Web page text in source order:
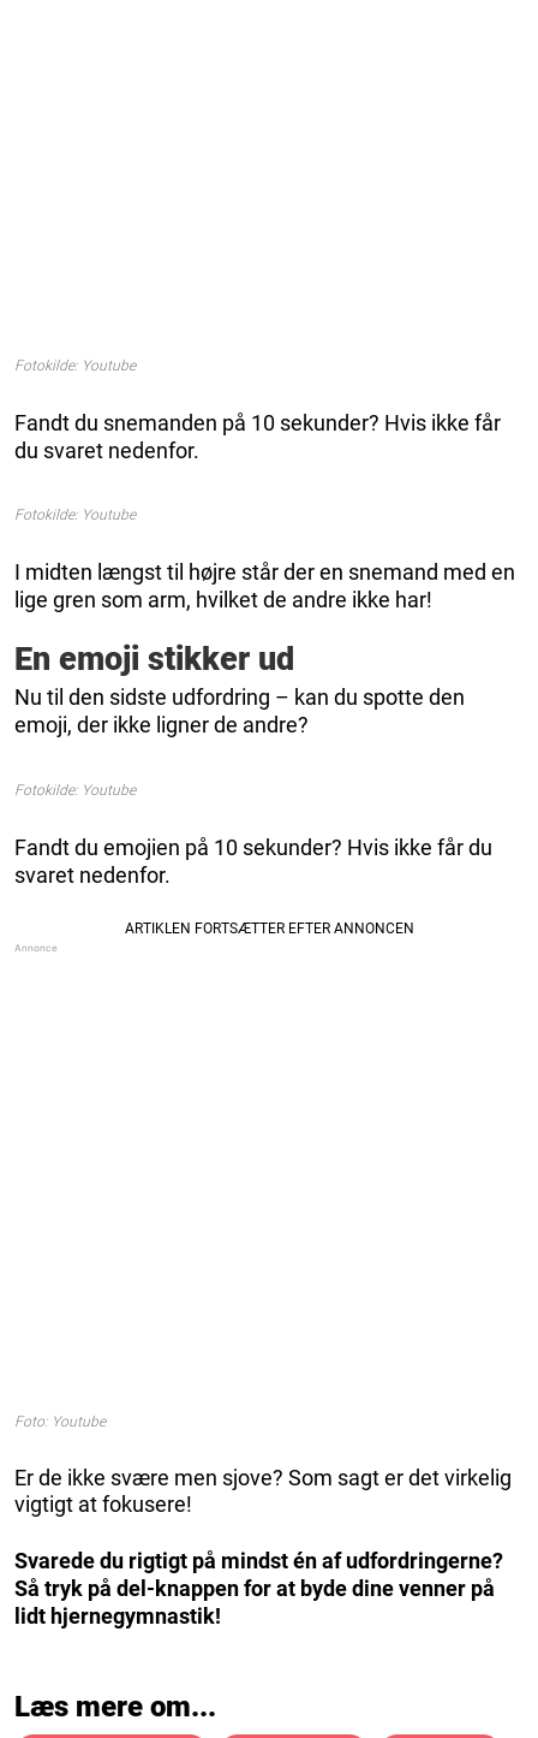
Fotokilde: Youtube
Fandt du snemanden på 10 sekunder? Hvis ikke får
du svaret nedenfor.
Fotokilde: Youtube
I midten længst til højre står der en snemand med en
lige gren som arm, hvilket de andre ikke har!
En emoji stikker ud
Nu til den sidste udfordring – kan du spotte den
emoji, der ikke ligner de andre?
Fotokilde: Youtube
Fandt du emojien på 10 sekunder? Hvis ikke får du
svaret nedenfor.
Foto: Youtube
Er de ikke svære men sjove? Som sagt er det virkelig
vigtigt at fokusere!
Svarede du rigtigt på mindst én af udfordringerne?
Så tryk på del-knappen for at byde dine venner på
lidt hjernegymnastik!
Læs mere om...